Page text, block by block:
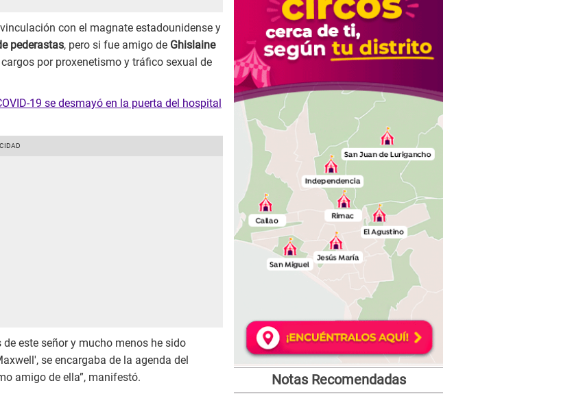
con el magnate estadounidense y
pederastas, pero si fue amigo de Ghislaine
por proxenetismo y tráfico sexual de
19 se desmayó en la puerta del hospital
este señor y mucho menos he sido
se encargaba de la agenda del
amigo de ella”, manifestó.
Notas Recomendadas